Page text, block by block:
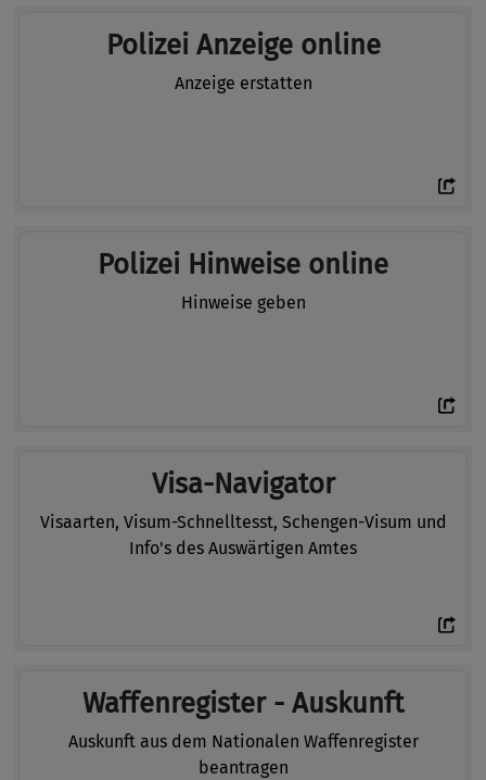
Polizei Anzeige online
Anzeige erstatten
Polizei Hinweise online
Hinweise geben
Visa-Navigator
Visaarten, Visum-Schnelltesst, Schengen-Visum und
Info's des Auswärtigen Amtes
Waffenregister - Auskunft
Auskunft aus dem Nationalen Waffenregister
beantragen